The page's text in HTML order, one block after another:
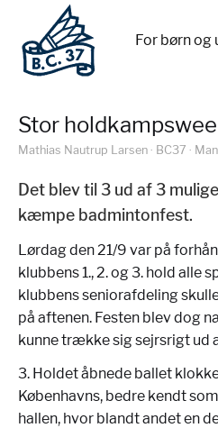
For børn og
Stor
Mathias Nautrup Larsen · BC37 ·
Det blev til 3 ud af 3
kæmpe badmintonfest.
Lørdag den 21/9 var på
klubbens 1., 2. og 3. hold alle
klubbens seniorafdeling
på aftenen. Festen blev dog
kunne trække sig sejrsrigt ud
3. Holdet åbnede ballet
Københavns, bedre kendt
hallen, hvor blandt andet en